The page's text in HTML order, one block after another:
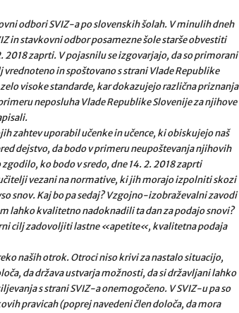
odbori SVIZ-a po slovenskih šolah. V minulih dneh
in stavkovni odbor posamezne šole starše obvestiti
zaprti. V pojasnilu se izgovarjajo, da so primorani
in spoštovano s strani Vlade Republike
visoke standarde, kar dokazujejo različna priznanja
neposluha Vlade Republike Slovenije za njihove
zahtev uporabil učenke in učence, ki obiskujejo naš
dejstvo, da bodo v primeru neupoštevanja njihovih
ko bodo v sredo, dne 14. 2. 2018 zaprti
vezani na normative, ki jih morajo izpolniti skozi
snov. Kaj bo pa sedaj? Vzgojno-izobraževalni zavodi
lahko kvalitetno nadoknadili ta dan za podajo snovi?
cilj zadovoljiti lastne «apetite«, kvalitetna podaja
naših otrok. Otroci niso krivi za nastalo situacijo,
da država ustvarja možnosti, da si državljani lahko
s strani SVIZ-a onemogočeno. V SVIZ-u pa so
pravicah (poprej navedeni člen določa, da mora